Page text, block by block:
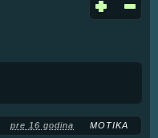
pre 16 godina MOTIKA